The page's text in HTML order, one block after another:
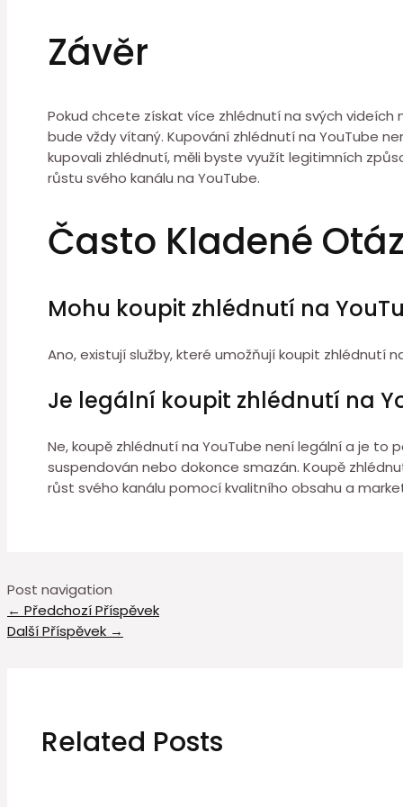
Závěr
Pokud chcete získat více zhlédnutí na svých videích
bude vždy vítaný. Kupování zhlédnutí na YouTube
kupovali zhlédnutí, měli byste využít legitimních
růstu svého kanálu na YouTube.
Často Kladené
Mohu koupit zhlédnutí na
Ano, existují služby, které umožňují koupit zhlédnutí
Je legální koupit zhlédnutí na
Ne, koupě zhlédnutí na YouTube není legální a je
suspendován nebo dokonce smazán. Koupě
růst svého kanálu pomocí kvalitního obsahu a
Post navigation
← Předchozí Příspěvek
Další Příspěvek →
Related Posts